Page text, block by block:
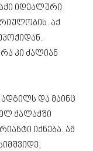
იდეალური
აქ
კი ძალიან
და მაინც
ქალაქში
იქნება. ამ